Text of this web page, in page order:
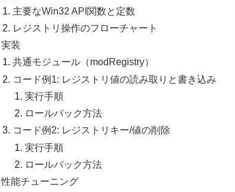
主要なWin32 API関数と定数
レジストリ操作のフローチャート
実装
共通モジュール（modRegistry）
コード例1: レジストリ値の読み取りと書き込み
実行手順
ロールバック方法
コード例2: レジストリキー/値の削除
実行手順
ロールバック方法
性能チューニング